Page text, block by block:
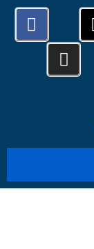
F
a
s
t
m